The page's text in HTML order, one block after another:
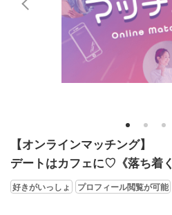
1 2 3
【オンラインマッチング】
デートはカフェに♡《落ち着
好きがいっしょ プロフィール閲覧が可能